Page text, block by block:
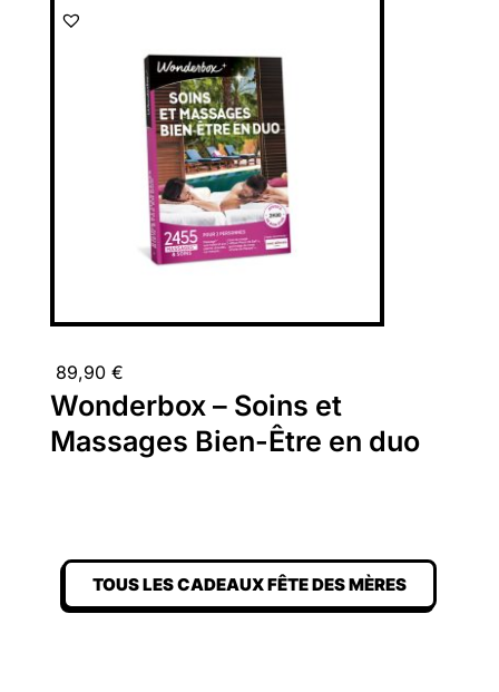
89,90 €
Wonderbox – Soins et
Massages Bien-Être en duo
TOUS LES CADEAUX FÊTE DES MÈRES